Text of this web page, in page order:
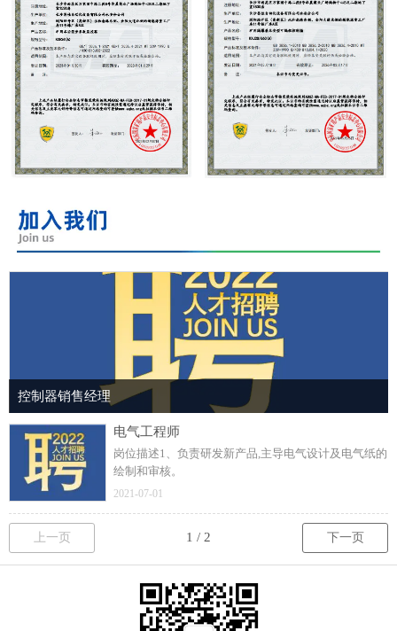
控制器销售经理
电气工程师
岗位描述1、负责研发新产品,主导电气设计及电气纸的
绘制和审核。
2021-07-01
上一页 下一页